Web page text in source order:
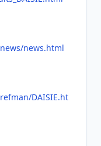
news.html
DAISIE.ht